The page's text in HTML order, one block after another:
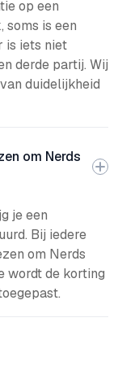
op een
soms is een
is iets niet
derde partij. Wij
duidelijkheid
om Nerds
je een
Bij iedere
om Nerds
wordt de korting